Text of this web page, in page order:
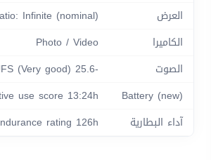
العرض
Infinite (nominal)
الكاميرا
Photo / Video
الصوت
-25.6 LUFS (Very good)
Battery (new)
use score 13:24h
آداء البطارية
rating 126h